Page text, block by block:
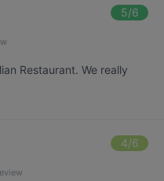
5/6
Restaurant. We really
4/6